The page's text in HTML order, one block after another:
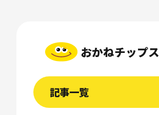
おかねチップス
記事一覧